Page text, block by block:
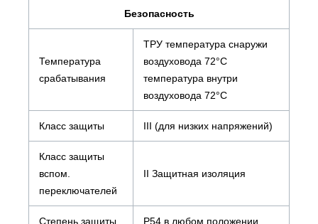
Безопасность
Температура
срабатывания
ТРУ температура снаружи
воздуховода 72°С
температура внутри
воздуховода 72°С
Класс защиты III (для низких напряжений)
Класс защиты
вспом.
переключателей
II Защитная изоляция
Степень защиты P54 в любом положении